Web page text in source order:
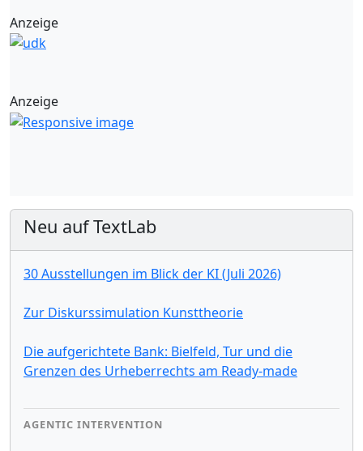
Anzeige
Anzeige
Neu auf TextLab
30 Ausstellungen im Blick der KI (Juli 2026)
Zur Diskurssimulation Kunsttheorie
Die aufgerichtete Bank: Bielfeld, Tur und die
Grenzen des Urheberrechts am Ready-made
AGENTIC INTERVENTION